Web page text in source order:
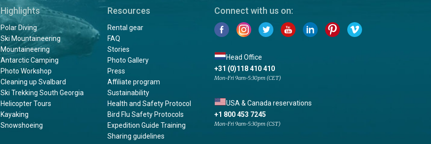
Highlights
Polar Diving
Ski Mountaineering
Mountaineering
Antarctic Camping
Photo Workshop
Cleaning up Svalbard
Ski Trekking South Georgia
Helicopter Tours
Kayaking
Snowshoeing
Resources
Rental gear
FAQ
Stories
Photo Gallery
Press
Affiliate program
Sustainability
Health and Safety Protocol
Bird Flu Safety Protocols
Expedition Guide Training
Sharing guidelines
Connect with us on:
Head Office
+31 (0)118 410 410
Mon-Fri 9am-5:30pm (CET)
USA & Canada reservations
+1 800 453 7245
Mon-Fri 9am-5:30pm (CST)